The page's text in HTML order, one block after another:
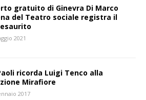
gratuito di Ginevra Di Marco
del Teatro sociale registra il
2021
ricorda Luigi Tenco alla
Mirafiore
2017